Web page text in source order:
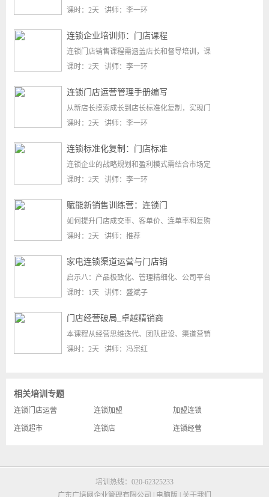
课时：2天 讲师：李一环
连锁企业培训师：门店课程
连锁门店销售课程需涵盖店长和督导培训，课
课时：2天 讲师：李一环
连锁门店运营管理手册编写
从新店长摸索成长到店长标准化复制，实现门
课时：2天 讲师：李一环
连锁标准化复制：门店标准
连锁企业的战略规划和盈利模式需结合市场定
课时：2天 讲师：李一环
赋能新销售训练营：连锁门
如何提升门店成交率、客单价、连单率和复购
课时：2天 讲师：推荐
家电连锁渠道运营与门店销
启示八：产品极致化、管理精细化、公司平台
课时：1天 讲师：盛斌子
门店经营破局_卓越精销商
本课程从经营思维迭代、团队建设、渠道营销
课时：2天 讲师：冯宗红
相关培训专题
连锁门店运营 连锁加盟 加盟连锁
连锁超市 连锁店 连锁经营
培训热线：020-62325233
广东广培网企业管理有限公司 | 电脑版 关于我们